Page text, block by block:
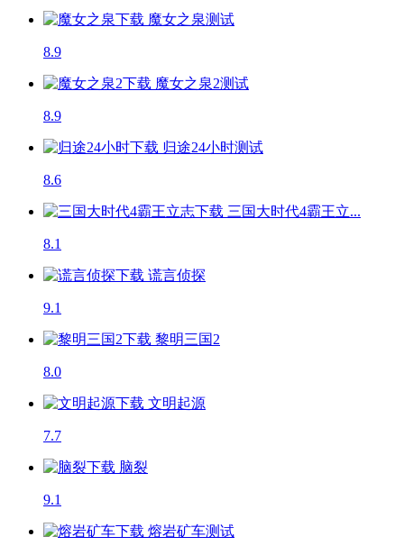
魔女之泉测试
8.9
魔女之泉2测试
8.9
归途24小时测试
8.6
三国大时代4霸王立...
8.1
谎言侦探
9.1
黎明三国2
8.0
文明起源
7.7
脑裂
9.1
熔岩矿车测试